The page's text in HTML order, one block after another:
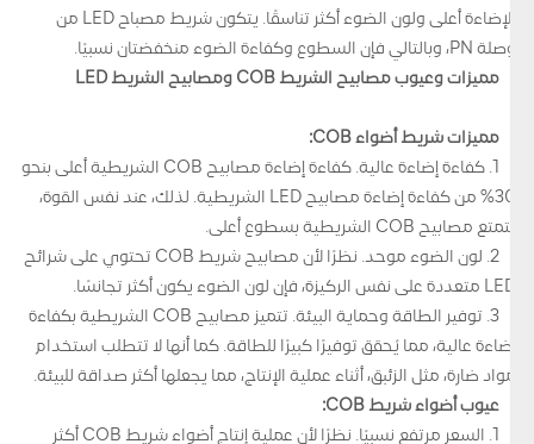
الإضاءة أعلى ولون الضوء أكثر تناسقًا. يتكون شريط مصباح LED من
وصلة PN، وبالتالي فإن السطوع وكفاءة الضوء منخفضتان نسبيًا.
مميزات وعيوب مصابيح الشريط COB ومصابيح الشريط LED
مميزات شريط أضواء COB:
1. كفاءة إضاءة عالية. كفاءة إضاءة مصابيح COB الشريطية أعلى بنحو
30% من كفاءة إضاءة مصابيح LED الشريطية. لذلك، عند نفس القوة،
تتمتع مصابيح COB الشريطية بسطوع أعلى.
2. لون الضوء موحد. نظرًا لأن مصابيح شريط COB تحتوي على شرائح
LED متعددة على نفس الركيزة، فإن لون الضوء يكون أكثر تجانسًا.
3. توفير الطاقة وحماية البيئة. تتميز مصابيح COB الشريطية بكفاءة
إضاءة عالية، مما يُحقق توفيرًا كبيرًا للطاقة. كما أنها لا تتطلب استخدام
مواد ضارة، مثل الزئبق، أثناء عملية الإنتاج، مما يجعلها أكثر صداقة للبيئة.
عيوب أضواء شريط COB:
1. السعر مرتفع نسبيًا. نظرًا لأن عملية إنتاج أضواء شريط COB أكثر